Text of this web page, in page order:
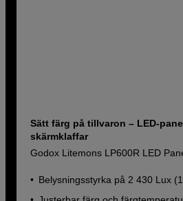
Sätt färg på tillvaron – LED-
skärmklaffar
Godox Litemons LP600R LED
Belysningsstyrka på 2 430 Lux